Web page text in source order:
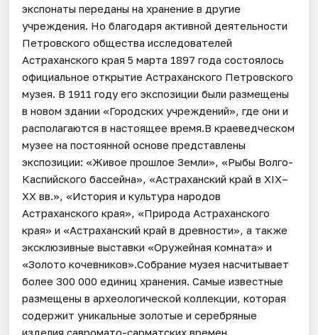
экспонаты переданы на хранение в другие
учреждения. Но благодаря активной деятельности
Петровского общества исследователей
Астраханского края 5 марта 1897 года состоялось
официальное открытие Астраханского Петровского
музея. В 1911 году его экспозиции были размещены
в новом здании «Городских учреждений», где они и
располагаются в настоящее время.В краеведческом
музее на постоянной основе представлены
экспозиции: «Живое прошлое Земли», «Рыбы Волго-
Каспийского бассейна», «Астраханский край в XIX–
XX вв.», «История и культура народов
Астраханского края», «Природа Астраханского
края» и «Астраханский край в древности», а также
эксклюзивные выставки «Оружейная комната» и
«Золото кочевников».Собрание музея насчитывает
более 300 000 единиц хранения. Самые известные
размещены в археологической коллекции, которая
содержит уникальные золотые и серебряные
изделия савромато-сарматских времен,